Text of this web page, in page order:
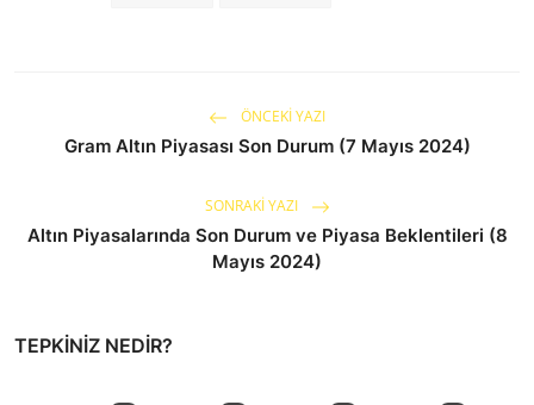
ÖNCEKI YAZI
Gram Altın Piyasası Son Durum (7 Mayıs 2024)
SONRAKI YAZI
Altın Piyasalarında Son Durum ve Piyasa Beklentileri (8
Mayıs 2024)
TEPKINIZ NEDIR?